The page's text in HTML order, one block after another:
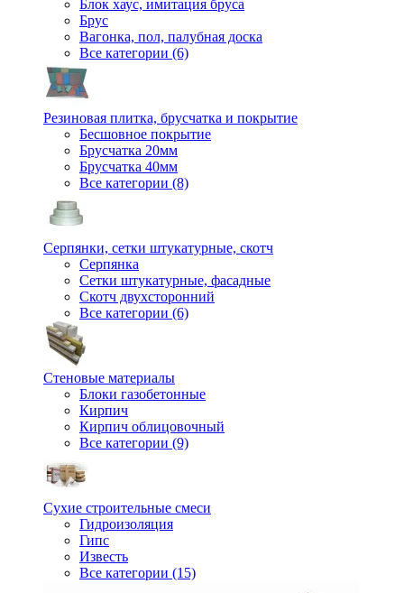
Блок хаус, имитация бруса
Брус
Вагонка, пол, палубная доска
Все категории (6)
Резиновая плитка, брусчатка и покрытие
Бесшовное покрытие
Брусчатка 20мм
Брусчатка 40мм
Все категории (8)
Серпянки, сетки штукатурные, скотч
Серпянка
Сетки штукатурные, фасадные
Скотч двухсторонний
Все категории (6)
Стеновые материалы
Блоки газобетонные
Кирпич
Кирпич облицовочный
Все категории (9)
Сухие строительные смеси
Гидроизоляция
Гипс
Известь
Все категории (15)